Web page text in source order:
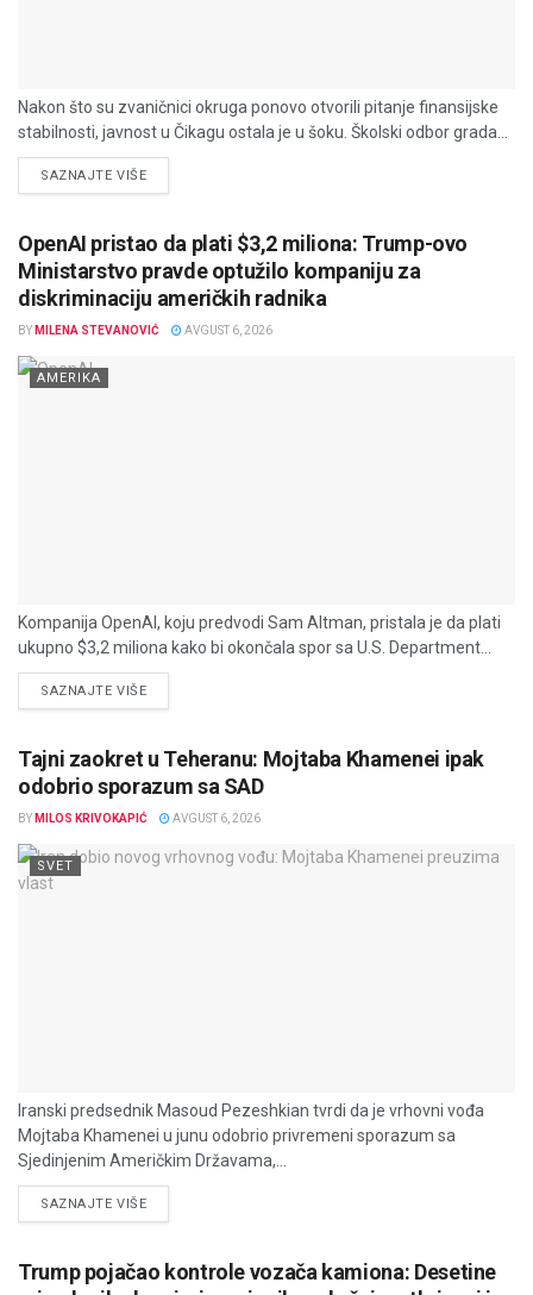
Nakon što su zvaničnici okruga ponovo otvorili pitanje finansijske
stabilnosti, javnost u Čikagu ostala je u šoku. Školski odbor grada...
SAZNAJTE VIŠEDETAILS
OpenAI pristao da plati $3,2 miliona: Trump-ovo
Ministarstvo pravde optužilo kompaniju za
diskriminaciju američkih radnika
BY MILENA STEVANOVIĆ AVGUST 6, 2026
AMERIKA
Kompanija OpenAI, koju predvodi Sam Altman, pristala je da plati
ukupno $3,2 miliona kako bi okončala spor sa U.S. Department...
SAZNAJTE VIŠEDETAILS
Tajni zaokret u Teheranu: Mojtaba Khamenei ipak
odobrio sporazum sa SAD
BY MILOS KRIVOKAPIĆ AVGUST 6, 2026
SVET
Iranski predsednik Masoud Pezeshkian tvrdi da je vrhovni vođa
Mojtaba Khamenei u junu odobrio privremeni sporazum sa
Sjedinjenim Američkim Državama,...
SAZNAJTE VIŠEDETAILS
Trump pojačao kontrole vozača kamiona: Desetine